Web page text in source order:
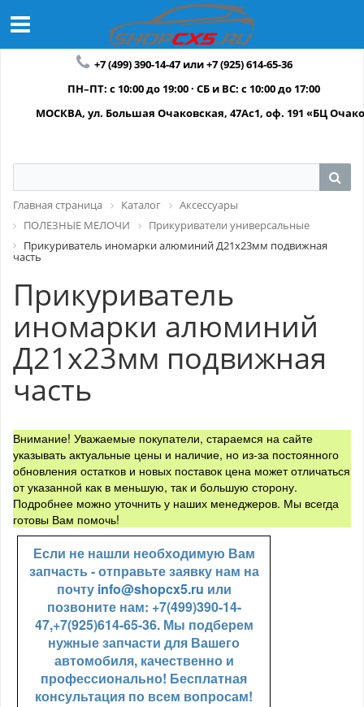
+7 (499) 390-14-47 или +7 (925) 614-65-36
ПН–ПТ: с 10:00 до 19:00 · СБ и ВС: с 10:00 до 17:00
МОСКВА, ул. Большая Очаковская, 47Ас1, оф. 191 «БЦ
Главная страница Каталог
Аксессуары
ПОЛЕЗНЫЕ МЕЛОЧИ
Прикуриватели универсальные
Прикуриватель иномарки алюминий Д21х23мм подвижная
часть
Прикуриватель
иномарки алюминий
Д21х23мм подвижная
часть
Внимание! Уважаемые покупатели, стараемся на сайте
указывать актуальные цены и наличие, но из-за постоянного
обновления остатков и новых поставок цена может отличаться
от указанной как в меньшую, так и большую сторону.
Подробнее можно уточнить у наших менеджеров. Мы всегда
готовы Вам помочь!
Если не нашли необходимую Вам
запчасть - отправьте заявку нам на
почту info@shopcx5.ru или
позвоните нам: +7(499)390-14-
47,+7(925)614-65-36. Мы подберем
нужные запчасти для Вашего
автомобиля, качественно и
профессионально! Бесплатная
консультация по всем вопросам!